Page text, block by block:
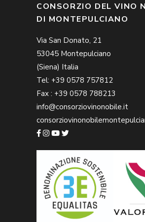
CONSORZIO DEL VINO
DI MONTEPULCIANO
Via San Donato, 21
53045 Montepulciano
(Siena) Italia
Tel: +39 0578 757812
Fax : +39 0578 788213
info@consorziovinonobile.it